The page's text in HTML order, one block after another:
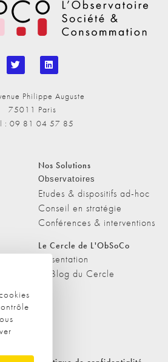
Philippe Auguste
75011 Paris
: 09 81 04 57 85
Nos Solutions
Observatoires
Etudes & dispositifs ad-hoc
Conseil en stratégie
Conférences & interventions
Le Cercle de L'ObSoCo
Présentation
Le Blog du Cercle